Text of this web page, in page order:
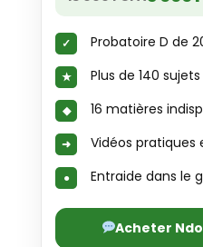
Probatoire D de
Plus de 140
16 matières
Vidéos pratiques
Entraide dans le
Acheter